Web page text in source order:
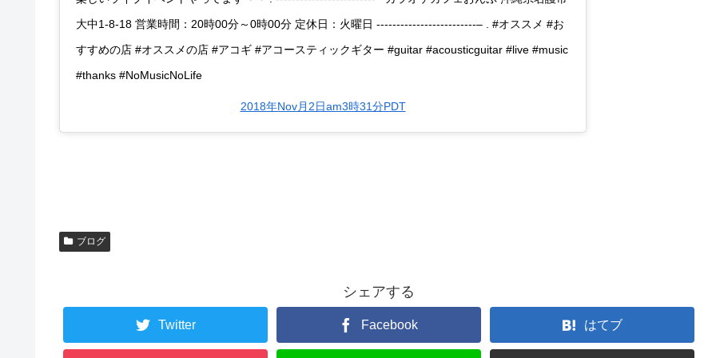
大中1-8-18 営業時間：20時00分～0時00分 定休日：火曜日 -------------------------– . #オススメ #お
すすめの店 #オススメの店 #アコギ #アコースティックギター #guitar #acousticguitar #live #music
#thanks #NoMusicNoLife
2018年Nov月2日am3時31分PDT
ブログ
シェアする
Twitter Facebook はてブ